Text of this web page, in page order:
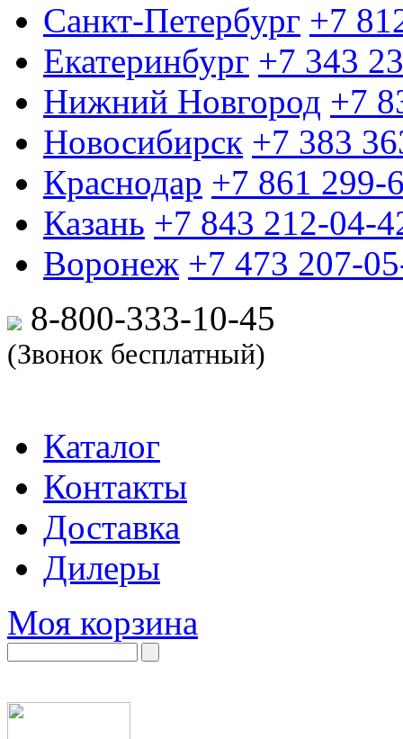
Санкт-Петербург +7
Екатеринбург +7 343
Нижний Новгород +7
Новосибирск +7 383
Краснодар +7 861 299-
Казань +7 843 212-04-
Воронеж +7 473 207-
8-800-333-10-45
(Звонок бесплатный)
Каталог
Контакты
Доставка
Дилеры
Моя корзина